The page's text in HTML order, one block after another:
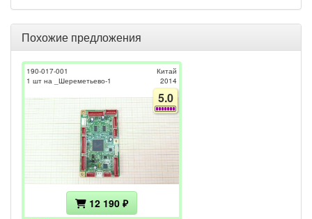
Похожие предложения
190-017-001
1 шт на _Шереметьево-1
Китай
2014
5.0
12 190 ₽